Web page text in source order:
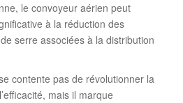
le convoyeur aérien peut
à la réduction des
serre associées à la distribution
contente pas de révolutionner la
mais il marque